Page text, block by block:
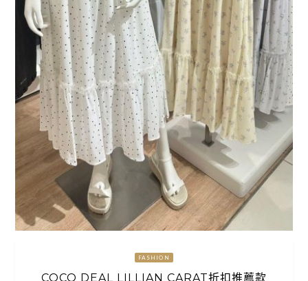
FASHION
COCO DEAL LILLIAN CARAT折扣推薦款